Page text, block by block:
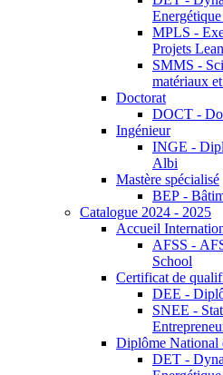
MPLS -
Projets
SMMS -
matériaux
Doctorat
DOCT -
Ingénieur
INGE -
Albi
Mastère spécialisé
BEP -
Catalogue 2024 - 2025
Accueil
AFSS -
School
Certificat de
DEE -
SNEE -
Diplôme National
DET -